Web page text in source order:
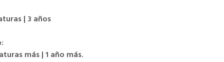
| 3 años
más | 1 año más.